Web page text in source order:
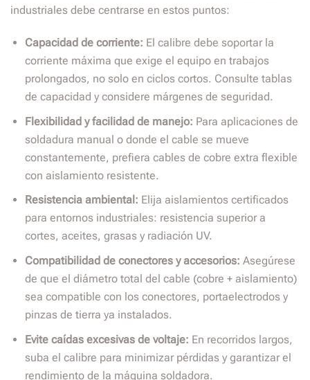
industriales debe centrarse en estos puntos:
Capacidad de corriente: El calibre debe soportar la
corriente máxima que exige el equipo en trabajos
prolongados, no solo en ciclos cortos. Consulte tablas
de capacidad y considere márgenes de seguridad.
Flexibilidad y facilidad de manejo: Para aplicaciones de
soldadura manual o donde el cable se mueve
constantemente, prefiera cables de cobre extra flexible
con aislamiento resistente.
Resistencia ambiental: Elija aislamientos certificados
para entornos industriales: resistencia superior a
cortes, aceites, grasas y radiación UV.
Compatibilidad de conectores y accesorios: Asegúrese
de que el diámetro total del cable (cobre + aislamiento)
sea compatible con los conectores, portaelectrodos y
pinzas de tierra ya instalados.
Evite caídas excesivas de voltaje: En recorridos largos,
suba el calibre para minimizar pérdidas y garantizar el
rendimiento de la máquina soldadora.